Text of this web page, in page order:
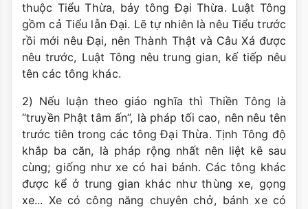
thuộc Tiểu Thừa, bảy tông Ðại Thừa. Luật Tông
gồm cả Tiểu lẫn Ðại. Lẽ tự nhiên là nêu Tiểu trước
rồi mới nêu Ðại, nên Thành Thật và Câu Xá được
nêu trước, Luật Tông nêu trung gian, kế tiếp nêu
tên các tông khác.
2) Nếu luận theo giáo nghĩa thì Thiền Tông là
“truyền Phật tâm ấn”, là pháp tối cao, nên nêu tên
trước tiên trong các tông Ðại Thừa. Tịnh Tông độ
khắp ba căn, là pháp rộng nhất nên liệt kê sau
cùng; giống như xe có hai bánh. Các tông khác
được kể ở trung gian khác như thùng xe, gọng
xe... Xe có công năng chuyên chở, bánh xe có